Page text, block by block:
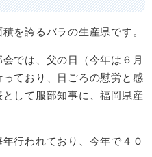
を誇るバラの生産県です。
では、父の日（今年は６月
ており、日ごろの慰労と感
して服部知事に、福岡県産
行われており、今年で４０